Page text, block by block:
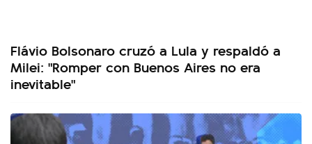
Flávio Bolsonaro cruzó a Lula y respaldó a
Milei: "Romper con Buenos Aires no era
inevitable"